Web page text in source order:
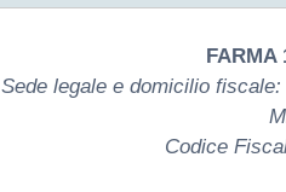
FARMA
Sede legale e domicilio
Codice